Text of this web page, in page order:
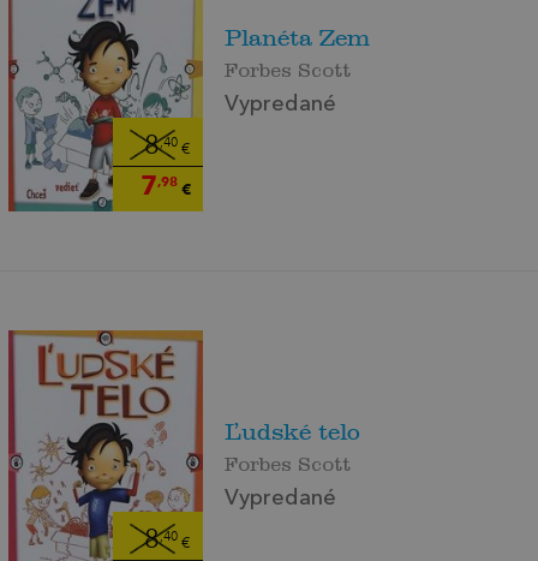
8,40€
7,98€
Planéta Zem
Forbes Scott
Vypredané
8,40€
Ľudské telo
Forbes Scott
Vypredané